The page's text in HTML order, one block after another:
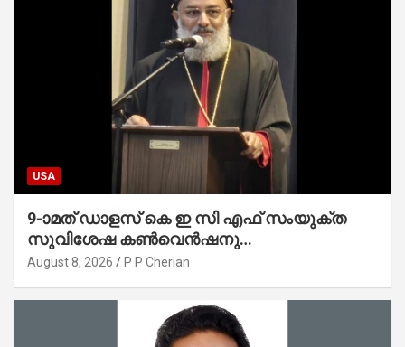
USA
9-ാമത് ഡാളസ് കെ ഇ സി എഫ് സംയുക്ത
സുവിശേഷ കൺവെൻഷനു
പ്രാർത്ഥനാനിർഭരമായ തുടക്കം
August 8, 2026 P P Cherian